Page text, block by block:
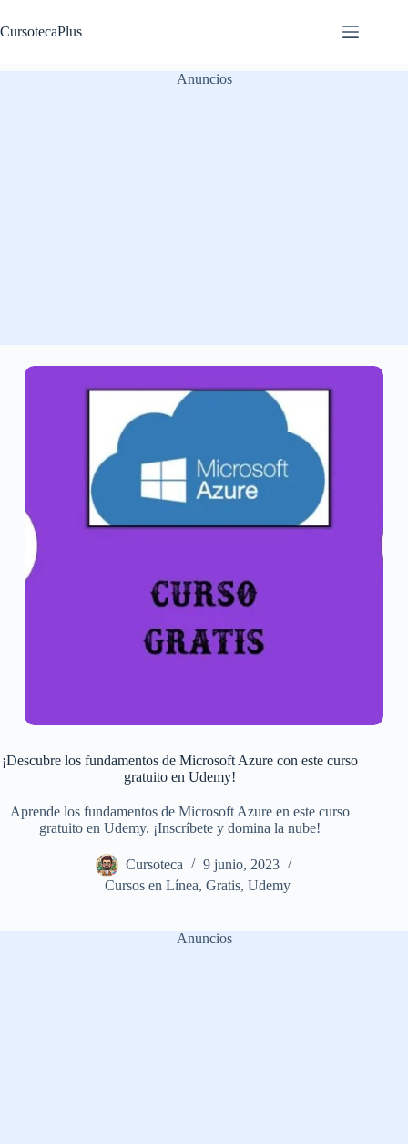
al
contenido
CursotecaPlus
Anuncios
¡Descubre los fundamentos de Microsoft Azure con este curso
gratuito en Udemy!
Aprende los fundamentos de Microsoft Azure en este curso
gratuito en Udemy. ¡Inscríbete y domina la nube!
Cursoteca
9 junio, 2023
Cursos en Línea,Gratis,Udemy
Anuncios